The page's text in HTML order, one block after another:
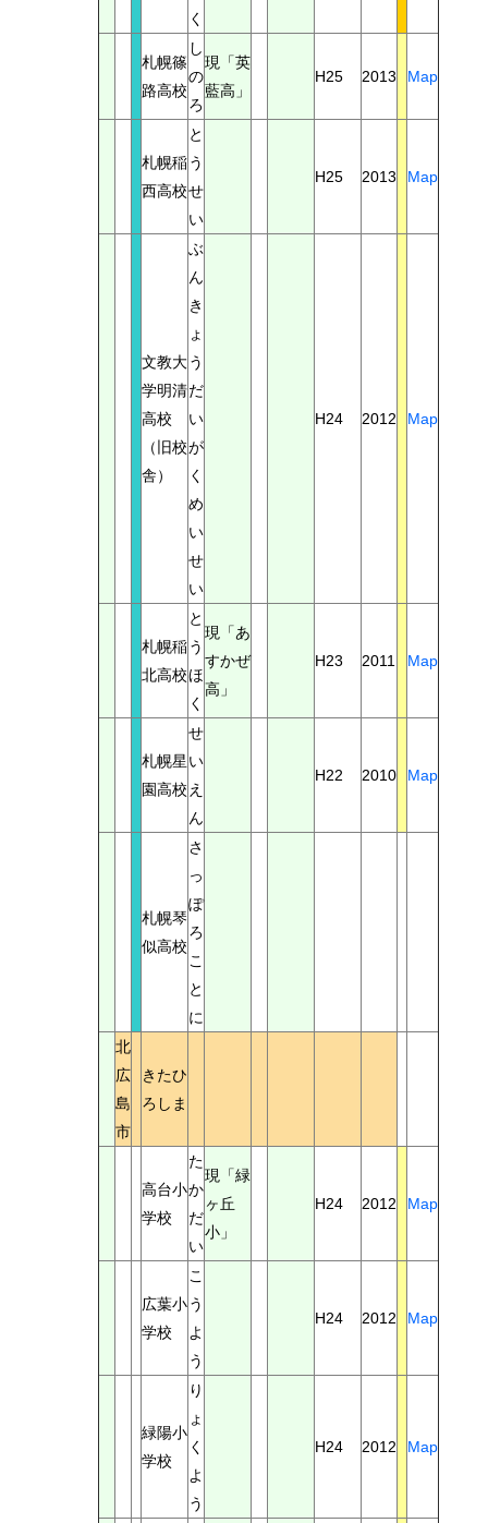
く
札幌篠
路高校
し
の
ろ
現「英
藍高」
H25 2013 Map
札幌稲
西高校
と
う
せ
い
H25 2013 Map
文教大
学明清
高校
（旧校
舎）
ぶ
ん
き
ょ
う
だ
い
が
く
め
い
せ
い
H24 2012 Map
札幌稲
北高校
と
う
ほ
く
現「あ
すかぜ
高」
H23 2011 Map
札幌星
園高校
せ
い
え
ん
H22 2010 Map
札幌琴
似高校
さ
っ
ぽ
ろ
こ
と
に
北
広
島
市
きたひ
ろしま
高台小
学校
た
か
だ
い
現「緑
ヶ丘
小」
H24 2012 Map
広葉小
学校
こ
う
よ
う
H24 2012 Map
緑陽小
学校
り
ょ
く
よ
う
H24 2012 Map